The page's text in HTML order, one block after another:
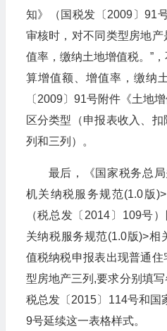
知》（国税发〔2009〕91
审核时，对不同类型房地
值率，缴纳土地增值税。”
算增值额、增值率，缴纳
〔2009〕91号附件《土地
区分类型（申报表收入、
列和三列）。
最后，《国家税务总
机关纳税服务规范(1.0版
（税总发〔2014〕109号
关纳税服务规范(1.0版)>相
值税纳税申报表出现普通
型房地产三列,要求分别填
税总发〔2015〕114号和国
9号延续这一表格样式。